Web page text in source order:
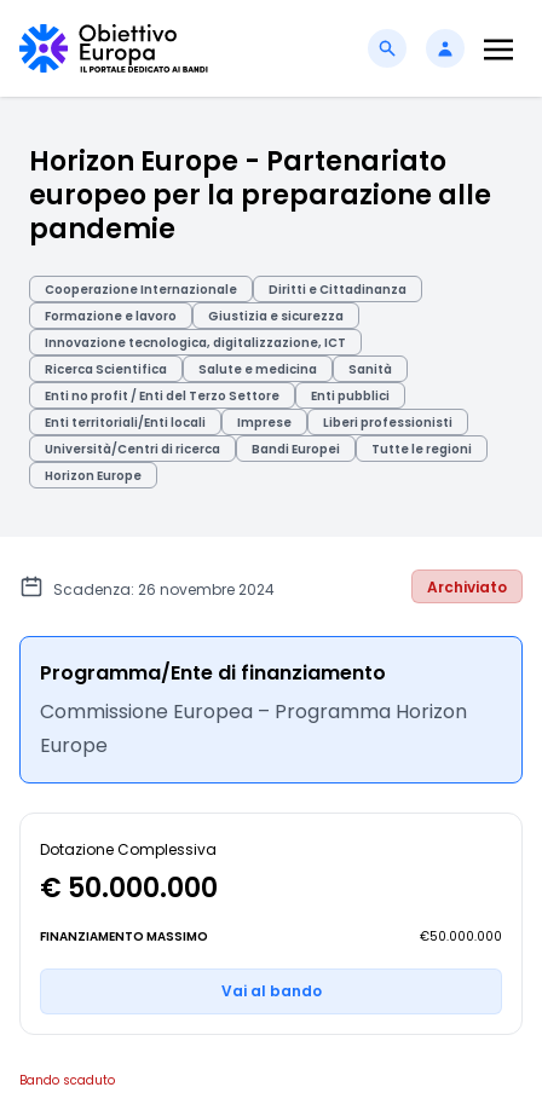
Horizon Europe - Partenariato
europeo per la preparazione alle
pandemie
Cooperazione Internazionale
Diritti e Cittadinanza
Formazione e lavoro
Giustizia e sicurezza
Innovazione tecnologica, digitalizzazione, ICT
Ricerca Scientifica
Salute e medicina
Sanità
Enti no profit / Enti del Terzo Settore
Enti pubblici
Enti territoriali/Enti locali
Imprese
Liberi professionisti
Università/Centri di ricerca
Bandi Europei
Tutte le regioni
Horizon Europe
Scadenza: 26 novembre 2024 Archiviato
Programma/Ente di finanziamento
Commissione Europea – Programma Horizon
Europe
Dotazione Complessiva
€ 50.000.000
FINANZIAMENTO MASSIMO €50.000.000
Vai al bando
Bando scaduto